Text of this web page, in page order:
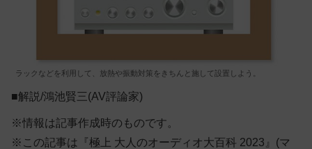
ラックなどを利用して、放熱や振動対策をきちんと施して設置しよう。
■解説/鴻池賢三(AV評論家)
※情報は記事作成時のものです。
※この記事は『極上 大人のオーディオ大百科 2023』(マ